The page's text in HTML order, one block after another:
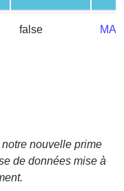
false
nouvelle prime
de données mise à